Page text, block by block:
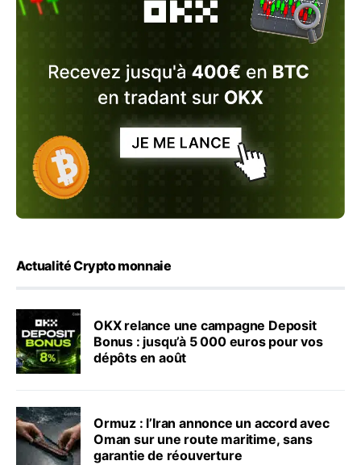
Actualité Crypto monnaie
OKX relance une campagne Deposit
Bonus : jusqu’à 5 000 euros pour vos
dépôts en août
Ormuz : l’Iran annonce un accord avec
Oman sur une route maritime, sans
garantie de réouverture